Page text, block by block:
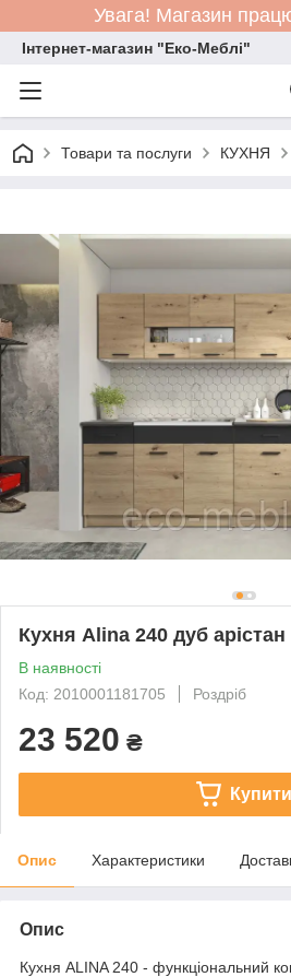
Увага! Магазин
Інтернет-магазин "Еко-Меблі"
Товари та послуги КУХНЯ
Кухня Alina 240 дуб
В наявності
Код: 2010001181705
Роздріб
23 520 ₴
Купити
Опис Характеристики
Опис
Кухня ALINA 240 - функціональний